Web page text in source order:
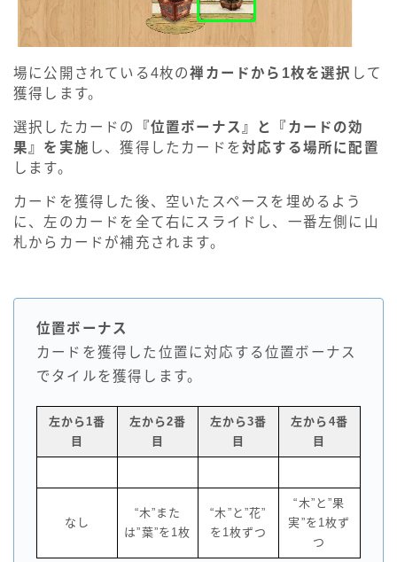
場に公開されている4枚の禅カードから1枚を選択 して
獲得します。
選択したカードの
『位置ボーナス』と『カードの効
果』を実施 し、獲得したカードを対応する場所に配置
します。
カードを獲得した後、空いたスペースを埋めるよう
に、左のカードを全て右にスライドし、一番左側に山
札からカードが補充されます。
位置ボーナス
カードを獲得した位置に対応する位置ボーナス
でタイルを獲得します。
左から1番
目
左から2番
目
左から3番
目
左から4番
目
なし
“木”また
は”葉”を1枚
“木”と”花”
を1枚ずつ
“木”と”果
実”を1枚ず
つ